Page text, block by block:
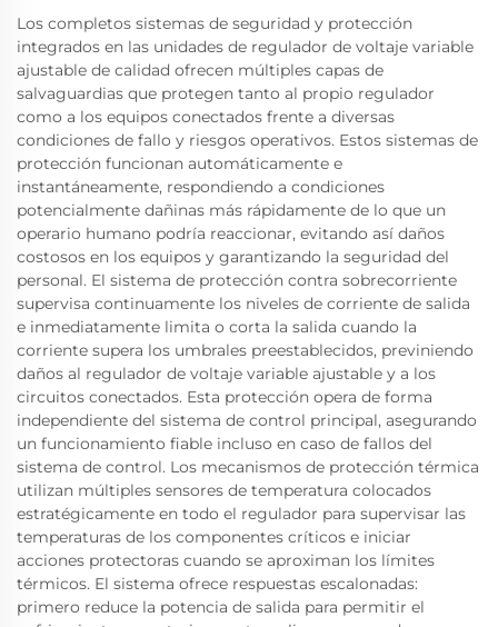
Los completos sistemas de seguridad y protección
integrados en las unidades de regulador de voltaje variable
ajustable de calidad ofrecen múltiples capas de
salvaguardias que protegen tanto al propio regulador
como a los equipos conectados frente a diversas
condiciones de fallo y riesgos operativos. Estos sistemas de
protección funcionan automáticamente e
instantáneamente, respondiendo a condiciones
potencialmente dañinas más rápidamente de lo que un
operario humano podría reaccionar, evitando así daños
costosos en los equipos y garantizando la seguridad del
personal. El sistema de protección contra sobrecorriente
supervisa continuamente los niveles de corriente de salida
e inmediatamente limita o corta la salida cuando la
corriente supera los umbrales preestablecidos, previniendo
daños al regulador de voltaje variable ajustable y a los
circuitos conectados. Esta protección opera de forma
independiente del sistema de control principal, asegurando
un funcionamiento fiable incluso en caso de fallos del
sistema de control. Los mecanismos de protección térmica
utilizan múltiples sensores de temperatura colocados
estratégicamente en todo el regulador para supervisar las
temperaturas de los componentes críticos e iniciar
acciones protectoras cuando se aproximan los límites
térmicos. El sistema ofrece respuestas escalonadas:
primero reduce la potencia de salida para permitir el